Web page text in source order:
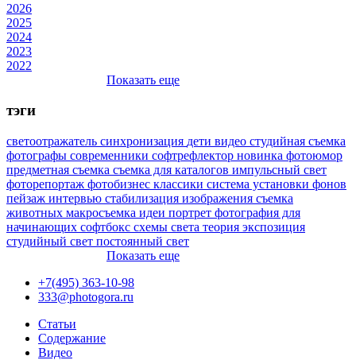
2026
2025
2024
2023
2022
Показать еще
тэги
светоотражатель синхронизация дети видео студийная съемка
фотографы современники софтрефлектор новинка фотоюмор
предметная съемка съемка для каталогов импульсный свет
фоторепортаж фотобизнес классики система установки фонов
пейзаж интервью стабилизация изображения съемка
животных макросъемка идеи портрет фотография для
начинающих софтбокс схемы света теория экспозиция
студийный свет постоянный свет
Показать еще
+7(495) 363-10-98
333@photogora.ru
Статьи
Содержание
Видео